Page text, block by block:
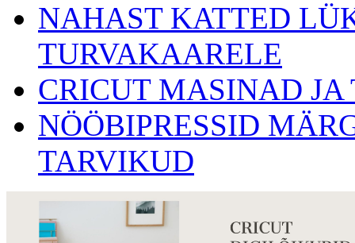
NAHAST KATTED
TURVAKAARELE
CRICUT MASINAD JA
NÖÖBIPRESSID
TARVIKUD